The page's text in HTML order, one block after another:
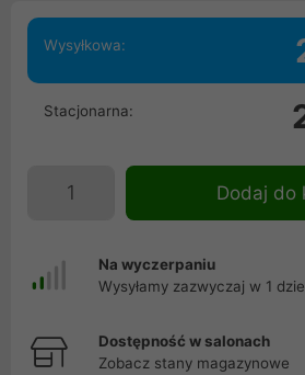
Wysyłkowa:
Stacjonarna:
Dodaj do
Na wyczerpaniu
Wysyłamy zazwyczaj w 1
Dostępność w salonach
Zobacz stany magazynowe